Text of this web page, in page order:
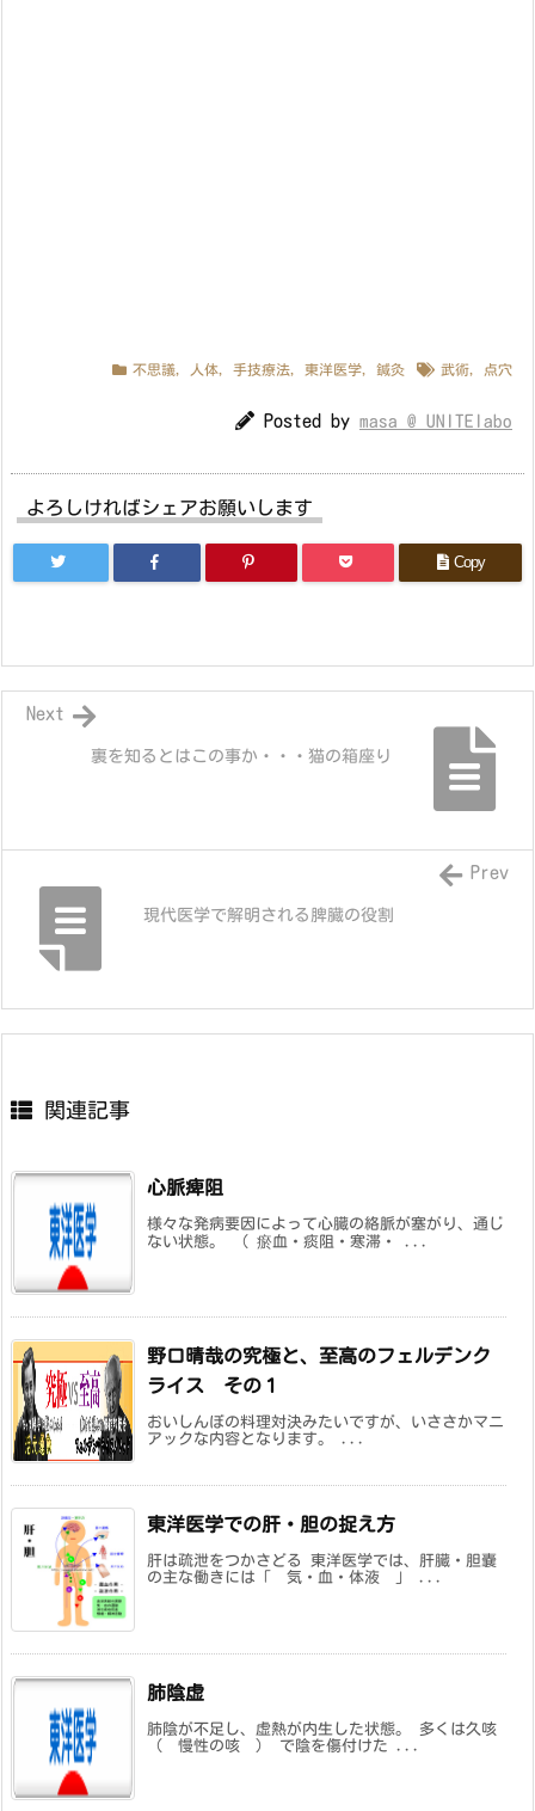
不思議 人体 手技療法 東洋医学 鍼灸 武術 点穴
Posted by masa @ UNITElabo
よろしければシェアお願いします
Copy
裏を知るとはこの事か・・・猫の箱座り
Next
現代医学で解明される脾臓の役割
Prev
関連記事
心脈痺阻
様々な発病要因によって心臓の絡脈が塞がり、通じ
ない状態。 （ 瘀血・痰阻・寒滞・ ...
野口晴哉の究極と、至高のフェルデンク
ライス その１
おいしんぼの料理対決みたいですが、いささかマニ
アックな内容となります。 ...
東洋医学での肝・胆の捉え方
肝は疏泄をつかさどる 東洋医学では、肝臓・胆嚢
の主な働きには「 気・血・体液 」 ...
肺陰虚
肺陰が不足し、虚熱が内生した状態。 多くは久咳
（ 慢性の咳 ） で陰を傷付けた ...